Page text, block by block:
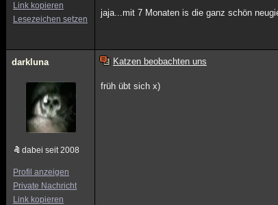
Link kopieren
Lesezeichen setzen
jaja...mit 7 Monaten is die ganz schön
darkluna
dabei seit 2008
Profil anzeigen
Private Nachricht
Link kopieren
Katzen beobachten uns
früh übt sich x)